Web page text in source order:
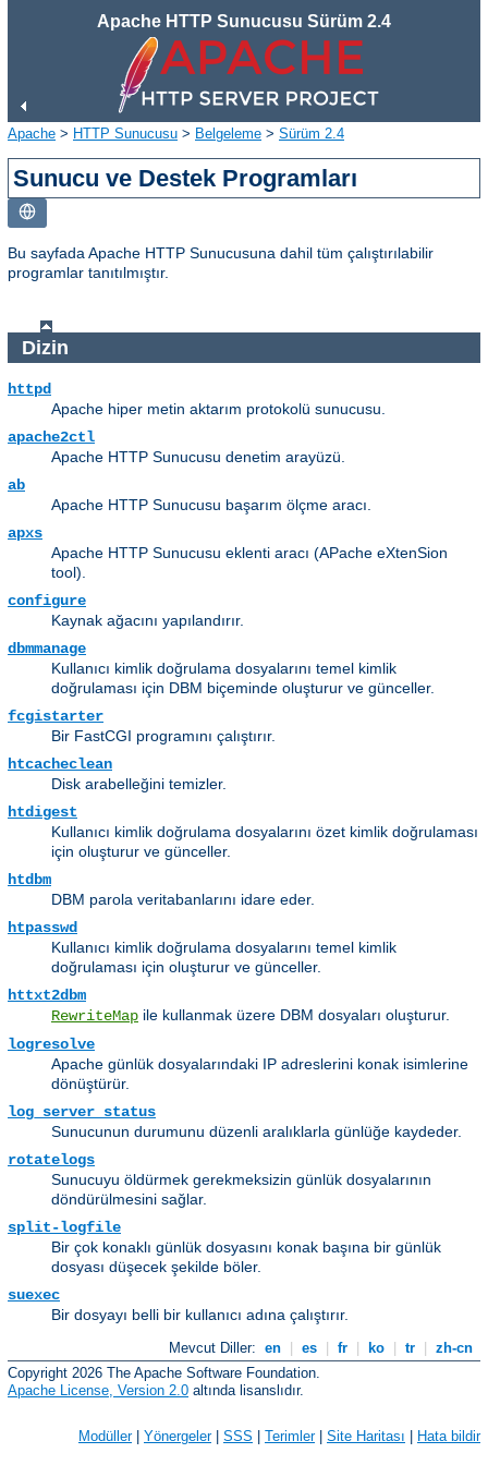
Apache HTTP Sunucusu Sürüm 2.4
Apache > HTTP Sunucusu > Belgeleme > Sürüm 2.4
Sunucu ve Destek Programları
Bu sayfada Apache HTTP Sunucusuna dahil tüm çalıştırılabilir
programlar tanıtılmıştır.
Dizin
httpd
Apache hiper metin aktarım protokolü sunucusu.
apache2ctl
Apache HTTP Sunucusu denetim arayüzü.
ab
Apache HTTP Sunucusu başarım ölçme aracı.
apxs
Apache HTTP Sunucusu eklenti aracı (APache eXtenSion
tool).
configure
Kaynak ağacını yapılandırır.
dbmmanage
Kullanıcı kimlik doğrulama dosyalarını temel kimlik
doğrulaması için DBM biçeminde oluşturur ve günceller.
fcgistarter
Bir FastCGI programını çalıştırır.
htcacheclean
Disk arabelleğini temizler.
htdigest
Kullanıcı kimlik doğrulama dosyalarını özet kimlik doğrulaması
için oluşturur ve günceller.
htdbm
DBM parola veritabanlarını idare eder.
htpasswd
Kullanıcı kimlik doğrulama dosyalarını temel kimlik
doğrulaması için oluşturur ve günceller.
httxt2dbm
RewriteMap ile kullanmak üzere DBM dosyaları oluşturur.
logresolve
Apache günlük dosyalarındaki IP adreslerini konak isimlerine
dönüştürür.
log_server_status
Sunucunun durumunu düzenli aralıklarla günlüğe kaydeder.
rotatelogs
Sunucuyu öldürmek gerekmeksizin günlük dosyalarının
döndürülmesini sağlar.
split-logfile
Bir çok konaklı günlük dosyasını konak başına bir günlük
dosyası düşecek şekilde böler.
suexec
Bir dosyayı belli bir kullanıcı adına çalıştırır.
Mevcut Diller: en es fr ko tr
zh-cn
Copyright 2026 The Apache Software Foundation.
Apache License, Version 2.0 altında lisanslıdır.
Modüller| Yönergeler| SSS | Terimler| Site Haritası | Hata bildir